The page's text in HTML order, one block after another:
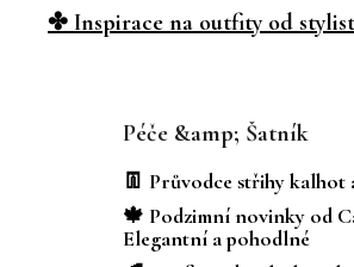
✤ Inspirace na outfity od
Péče &amp; Šatník
👖 Průvodce střihy kalhot
🍁 Podzimní novinky od
Elegantní a pohodlné